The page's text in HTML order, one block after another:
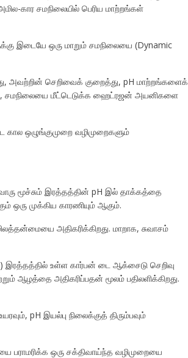
கார சமநிலையில் பெரிய மாற்றங்கள்
இடையே ஒரு மாறும் சமநிலையை (Dynamic
அவற்றின் செறிவைக் குறைத்து, pH மாற்றங்களைக்
சமநிலையை மீட்டெடுக்க ஹைட்ரஜன் அயனிகளை
ஒழுங்குமுறை வழிமுறைகளும்
மூச்சும் இரத்தத்தின் pH இல் தாக்கத்தை
ஒரு முக்கிய காரணியும் ஆகும்.
அதிகரிக்கிறது. மாறாக, சுவாசம்
இரத்தத்தில் உள்ள கார்பன் டை ஆக்சைடு செறிவு
ஆழத்தை அதிகரிப்பதன் மூலம் பதிலளிக்கிறது.
pH இயல்பு நிலைக்குத் திரும்பவும்
பராமரிக்க ஒரு சக்திவாய்ந்த வழிமுறையை